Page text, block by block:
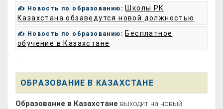
✍ Новость по образованию: Школы РК
Казахстана обзаведутся новой должностью
✍ Новость по образованию: Бесплатное
обучение в Казахстане
.
ОБРАЗОВАНИЕ В КАЗАХСТАНЕ
Образование в Казахстане выходит на новый